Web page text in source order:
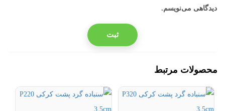
دیدگاهی می‌نویسم.
محصولات مرتبط